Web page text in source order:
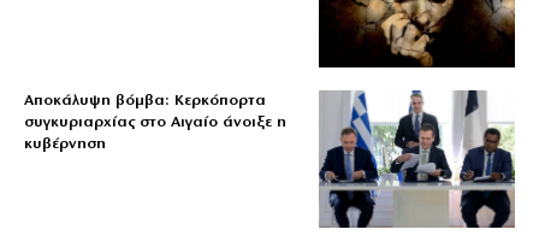
Αποκάλυψη βόμβα: Κερκόπορτα
συγκυριαρχίας στο Αιγαίο άνοιξε η
κυβέρνηση